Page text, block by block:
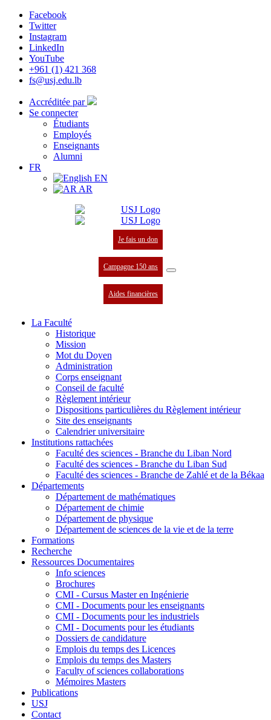
Facebook
Twitter
Instagram
LinkedIn
YouTube
+961 (1) 421 368
fs@usj.edu.lb
Accréditée par
Se connecter
Étudiants
Employés
Enseignants
Alumni
FR
EN
AR
Je fais un don
Campagne 150 ans
Aides financières
La Faculté
Historique
Mission
Mot du Doyen
Administration
Corps enseignant
Conseil de faculté
Règlement intérieur
Dispositions particulières du Règlement intérieur
Site des enseignants
Calendrier universitaire
Institutions rattachées
Faculté des sciences - Branche du Liban Nord
Faculté des sciences - Branche du Liban Sud
Faculté des sciences - Branche de Zahlé et de la Békaa
Départements
Département de mathématiques
Département de chimie
Département de physique
Département de sciences de la vie et de la terre
Formations
Recherche
Ressources Documentaires
Info sciences
Brochures
CMI - Cursus Master en Ingénierie
CMI - Documents pour les enseignants
CMI - Documents pour les industriels
CMI - Documents pour les étudiants
Dossiers de candidature
Emplois du temps des Licences
Emplois du temps des Masters
Faculty of sciences collaborations
Mémoires Masters
Publications
USJ
Contact